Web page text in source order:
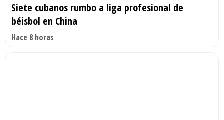
Siete cubanos rumbo a liga profesional de
béisbol en China
Hace 8 horas